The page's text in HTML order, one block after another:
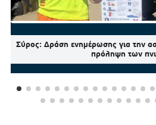
Σύρος: Δράση ενημέρωσης για την
πρόληψη των